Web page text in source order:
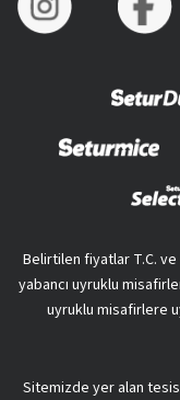
Belirtilen fiyatlar T.C. ve
yabancı uyruklu
uyruklu misafirlere
Sitemizde yer alan